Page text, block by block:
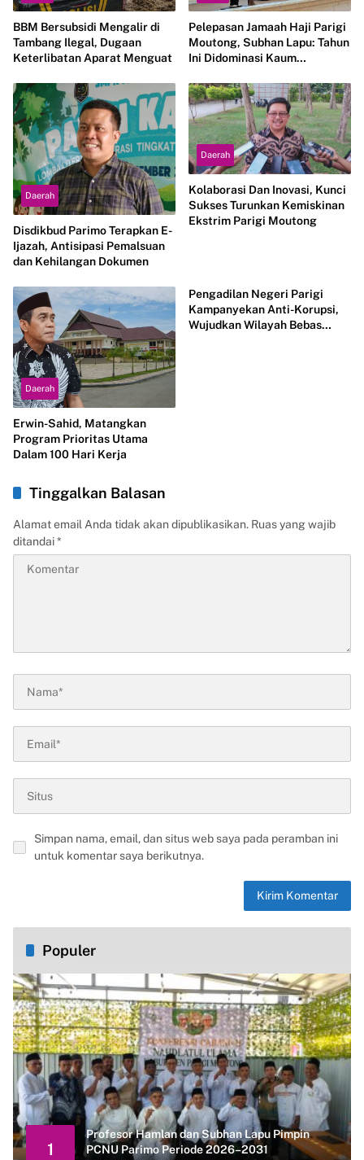
BBM Bersubsidi Mengalir di
Tambang Ilegal, Dugaan
Keterlibatan Aparat Menguat
Pelepasan Jamaah Haji Parigi
Moutong, Subhan Lapu: Tahun
Ini Didominasi Kaum
Daerah
Disdikbud Parimo Terapkan E-
Ijazah, Antisipasi Pemalsuan
dan Kehilangan Dokumen
Daerah
Kolaborasi Dan Inovasi, Kunci
Sukses Turunkan Kemiskinan
Ekstrim Parigi Moutong
Daerah
Erwin-Sahid, Matangkan
Program Prioritas Utama
Dalam 100 Hari Kerja
Pengadilan Negeri Parigi
Kampanyekan Anti-Korupsi,
Wujudkan Wilayah Bebas
Tinggalkan Balasan
Alamat email Anda tidak akan dipublikasikan. Ruas yang wajib
ditandai*
Simpan nama, email, dan situs web saya pada peramban ini
untuk komentar saya berikutnya.
Populer
1
Profesor Hamlan dan Subhan Lapu Pimpin
PCNU Parimo Periode 2026–2031